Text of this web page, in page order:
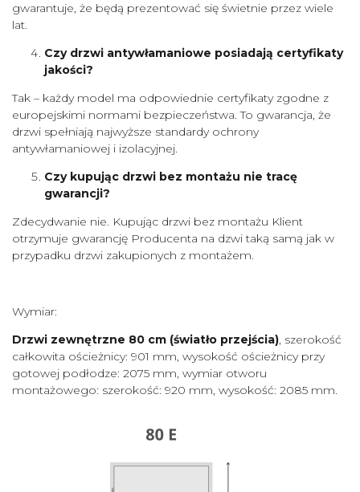
gwarantuje, że będą prezentować się świetnie przez wiele
lat.
Czy drzwi antywłamaniowe posiadają certyfikaty
jakości?
Tak – każdy model ma odpowiednie certyfikaty zgodne z
europejskimi normami bezpieczeństwa. To gwarancja, że
drzwi spełniają najwyższe standardy ochrony
antywłamaniowej i izolacyjnej.
Czy kupując drzwi bez montażu nie tracę
gwarancji?
Zdecydwanie nie. Kupując drzwi bez montażu Klient
otrzymuje gwarancję Producenta na dzwi taką samą jak w
przypadku drzwi zakupionych z montażem.
Wymiar:
Drzwi zewnętrzne 80 cm (światło przejścia), szerokość
całkowita ościeżnicy: 901 mm, wysokość ościeżnicy przy
gotowej podłodze: 2075 mm, wymiar otworu
montażowego: szerokość: 920 mm, wysokość: 2085 mm.